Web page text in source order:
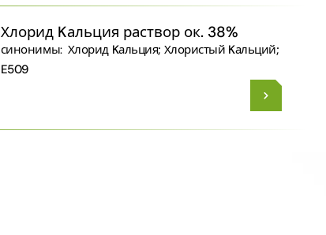
Хлорид Kальция раствор ок. 38%
синонимы: Хлорид Kальция; Хлористый Kальций;
E509